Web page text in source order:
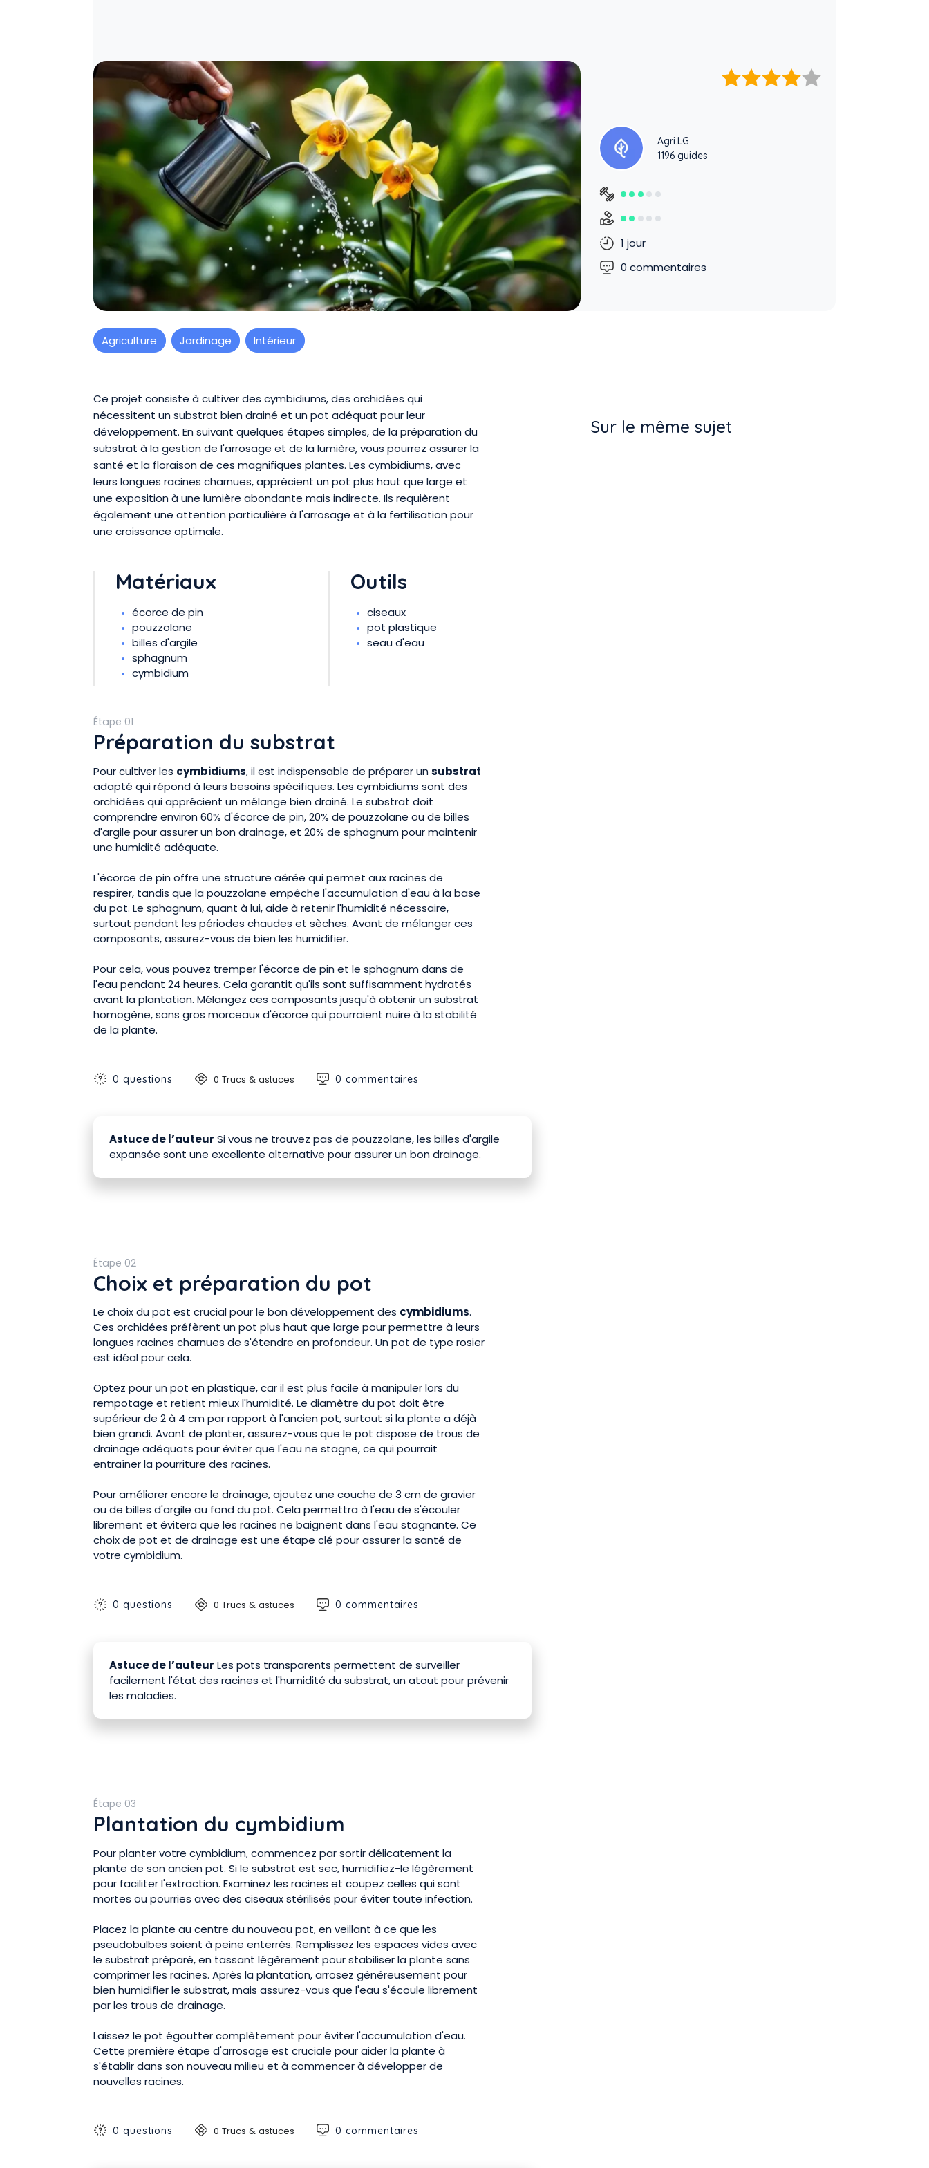
Image
Agri.LG
1196 guides
1 jour
0 commentaires
Agriculture Jardinage Intérieur
Présentation
Ce projet consiste à cultiver des cymbidiums, des orchidées qui
nécessitent un substrat bien drainé et un pot adéquat pour leur
développement. En suivant quelques étapes simples, de la préparation du
substrat à la gestion de l'arrosage et de la lumière, vous pourrez assurer la
santé et la floraison de ces magnifiques plantes. Les cymbidiums, avec
leurs longues racines charnues, apprécient un pot plus haut que large et
une exposition à une lumière abondante mais indirecte. Ils requièrent
également une attention particulière à l'arrosage et à la fertilisation pour
une croissance optimale.
Matériaux
écorce de pin
pouzzolane
billes d'argile
sphagnum
cymbidium
Outils
ciseaux
pot plastique
seau d'eau
Étape 01
Préparation du substrat
Pour cultiver les cymbidiums, il est indispensable de préparer un substrat
adapté qui répond à leurs besoins spécifiques. Les cymbidiums sont des
orchidées qui apprécient un mélange bien drainé. Le substrat doit
comprendre environ 60% d'écorce de pin, 20% de pouzzolane ou de billes
d'argile pour assurer un bon drainage, et 20% de sphagnum pour maintenir
une humidité adéquate.
L'écorce de pin offre une structure aérée qui permet aux racines de
respirer, tandis que la pouzzolane empêche l'accumulation d'eau à la base
du pot. Le sphagnum, quant à lui, aide à retenir l'humidité nécessaire,
surtout pendant les périodes chaudes et sèches. Avant de mélanger ces
composants, assurez-vous de bien les humidifier.
Pour cela, vous pouvez tremper l'écorce de pin et le sphagnum dans de
l'eau pendant 24 heures. Cela garantit qu'ils sont suffisamment hydratés
avant la plantation. Mélangez ces composants jusqu'à obtenir un substrat
homogène, sans gros morceaux d'écorce qui pourraient nuire à la stabilité
de la plante.
0 questions 0 Trucs & astuces 0 commentaires
Astuce de l’auteur Si vous ne trouvez pas de pouzzolane, les billes d'argile
expansée sont une excellente alternative pour assurer un bon drainage.
Étape 02
Choix et préparation du pot
Le choix du pot est crucial pour le bon développement des cymbidiums.
Ces orchidées préfèrent un pot plus haut que large pour permettre à leurs
longues racines charnues de s'étendre en profondeur. Un pot de type rosier
est idéal pour cela.
Optez pour un pot en plastique, car il est plus facile à manipuler lors du
rempotage et retient mieux l'humidité. Le diamètre du pot doit être
supérieur de 2 à 4 cm par rapport à l'ancien pot, surtout si la plante a déjà
bien grandi. Avant de planter, assurez-vous que le pot dispose de trous de
drainage adéquats pour éviter que l'eau ne stagne, ce qui pourrait
entraîner la pourriture des racines.
Pour améliorer encore le drainage, ajoutez une couche de 3 cm de gravier
ou de billes d'argile au fond du pot. Cela permettra à l'eau de s'écouler
librement et évitera que les racines ne baignent dans l'eau stagnante. Ce
choix de pot et de drainage est une étape clé pour assurer la santé de
votre cymbidium.
0 questions 0 Trucs & astuces 0 commentaires
Astuce de l’auteur Les pots transparents permettent de surveiller
facilement l'état des racines et l'humidité du substrat, un atout pour prévenir
les maladies.
Étape 03
Plantation du cymbidium
Pour planter votre cymbidium, commencez par sortir délicatement la
plante de son ancien pot. Si le substrat est sec, humidifiez-le légèrement
pour faciliter l'extraction. Examinez les racines et coupez celles qui sont
mortes ou pourries avec des ciseaux stérilisés pour éviter toute infection.
Placez la plante au centre du nouveau pot, en veillant à ce que les
pseudobulbes soient à peine enterrés. Remplissez les espaces vides avec
le substrat préparé, en tassant légèrement pour stabiliser la plante sans
comprimer les racines. Après la plantation, arrosez généreusement pour
bien humidifier le substrat, mais assurez-vous que l'eau s'écoule librement
par les trous de drainage.
Laissez le pot égoutter complètement pour éviter l'accumulation d'eau.
Cette première étape d'arrosage est cruciale pour aider la plante à
s'établir dans son nouveau milieu et à commencer à développer de
nouvelles racines.
0 questions 0 Trucs & astuces 0 commentaires
Sur le même sujet